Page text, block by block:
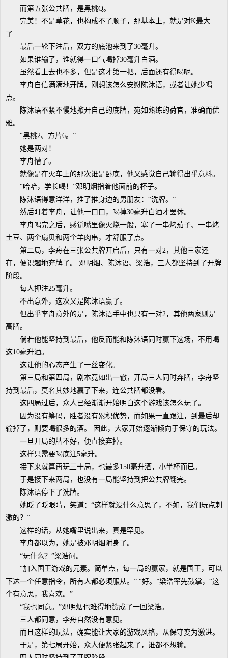
而第五张公共牌，是黑桃Q。
完美！不是草花，也构成不了顺子，那基本上，就是对K最大
了……
最后一轮下注后，双方的底池来到了30毫升。
如果谁输了，谁就得一口气喝掉30毫升白酒。
虽然看上去也不多，但是这才第一把，后面还有得喝呢。
李舟自信满满地开牌，刚想该怎么安慰陈沐语，或者让她少喝
点。
陈沐语不紧不慢地掀开自己的底牌，宛如熟练的荷官，准确而优
雅。
“黑桃2、方片6。”
她是两对！
李舟懵了。
就像是在火车上的那次谁是卧底，他又感觉自己输得出乎意料。
“哈哈，学长喝！”邓明烟指着他面前的杯子。
陈沐语得意洋洋，推了推身边的男朋友：“洗牌。”
然后盯着李舟，让他一口口，喝掉30毫升白酒才罢休。
李舟喝完之后，感觉嘴里像火烧一般，塞了一串烤茄子、一串烤
土豆、两个扇贝和两个羊肉串，才舒服了点。
第二局，李舟在三张公共牌开启后，只有一对2，其他三家还
在，便识趣地弃牌了。 邓明烟、陈沐语、梁浩，三人都坚持到了开牌
阶段。
每人押注25毫升。
不出意外，这次又是陈沐语赢了。
但出乎李舟意外的是，陈沐语手中也只有一对2，其他两家则是
高牌。
倘若他能坚持到最后，他反而能和陈沐语同时赢下这场，不用喝
这10毫升酒。
这让他的心态产生了一丝变化。
第三局和第四局，剧本竟如出一辙，开局三人同时弃牌，李舟坚
持到最后，莫名其妙地赢了下来，连公共牌都没看。
这四局过后，众人已经渐渐开始明白这个游戏该怎么玩了。
因为没有筹码，胜者没有累积优势，而如果一直跟注，到最后却
输掉了，则要喝很多的酒。 因此，大家开始逐渐倾向于保守的玩法。
一旦开局的牌不好，便直接弃掉。
这样只需要喝底注5毫升。
接下来就算再玩三十局，也最多150毫升酒，小半杯而已。
于是接下来两局，也没有一局能坚持到把公共牌翻完。
陈沐语停下了洗牌。
她眨了眨眼睛，笑道：“这样就没什么意思了，不如，我们玩点刺
激的？”
这样的话，从她嘴里说出来，真是罕见。
李舟都以为，她是被邓明烟附身了。
“玩什么？”梁浩问。
“加入国王游戏的元素。简单点，每一局的赢家，就是国王，可以
下达一个任意指令，所有人都必须服从。” “好。”梁浩率先鼓掌，“这
个有意思，我喜欢。”
“我也同意。”邓明烟也难得地赞成了一回梁浩。
三人都同意，李舟自然没有意见。
而且这样的玩法，确实能让大家的游戏风格，从保守变为激进。
于是，第七局开始，众人便紧张起来了，谁都不想输。